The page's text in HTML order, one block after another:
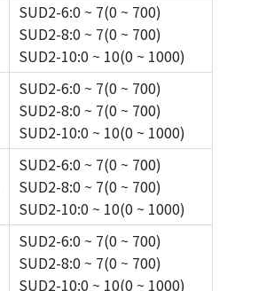
SUD2-6:0 ~ 7(0 ~ 700)
SUD2-8:0 ~ 7(0 ~ 700)
SUD2-10:0 ~ 10(0 ~ 1000)
SUD2-6:0 ~ 7(0 ~ 700)
SUD2-8:0 ~ 7(0 ~ 700)
SUD2-10:0 ~ 10(0 ~ 1000)
SUD2-6:0 ~ 7(0 ~ 700)
SUD2-8:0 ~ 7(0 ~ 700)
SUD2-10:0 ~ 10(0 ~ 1000)
SUD2-6:0 ~ 7(0 ~ 700)
SUD2-8:0 ~ 7(0 ~ 700)
SUD2-10:0 ~ 10(0 ~ 1000)